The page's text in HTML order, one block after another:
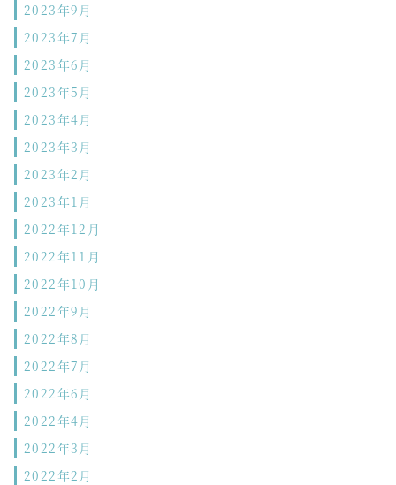
2023年9月
2023年7月
2023年6月
2023年5月
2023年4月
2023年3月
2023年2月
2023年1月
2022年12月
2022年11月
2022年10月
2022年9月
2022年8月
2022年7月
2022年6月
2022年4月
2022年3月
2022年2月